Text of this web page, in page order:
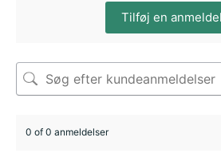
Tilføj en
0 of 0 anmeldelser